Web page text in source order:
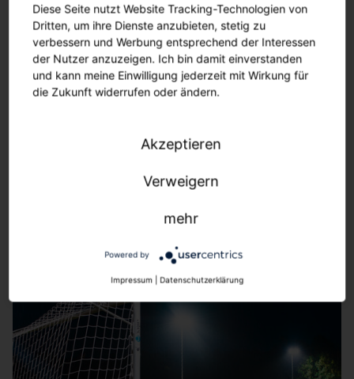
SITECO Connect Sports
Diese Seite nutzt Website Tracking-Technologien von
Dritten, um ihre Dienste anzubieten, stetig zu
verbessern und Werbung entsprechend der Interessen
der Nutzer anzuzeigen. Ich bin damit einverstanden
und kann meine Einwilligung jederzeit mit Wirkung für
die Zukunft widerrufen oder ändern.
Akzeptieren
Verweigern
mehr
Powered by
Impressum Datenschutzerklärung